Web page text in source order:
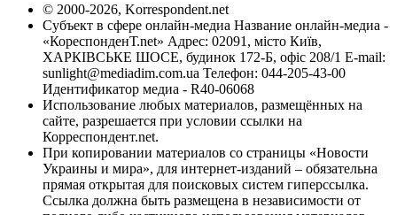
© 2000-2026, Korrespondent.net
Субъект в сфере онлайн-медиа Название онлайн-медиа -
«КореспонденТ.net» Адрес: 02091, місто Київ,
ХАРКІВСЬКЕ ШОСЕ, будинок 172-Б, офіс 208/1 E-mail:
sunlight@mediadim.com.ua Телефон: 044-205-43-00
Идентификатор медиа - R40-06068
Использование любых материалов, размещённых на
сайте, разрешается при условии ссылки на
Корреспондент.net.
При копировании материалов со страницы «Новости
Украины и мира», для интернет-изданий – обязательна
прямая открытая для поисковых систем гиперссылка.
Ссылка должна быть размещена в независимости от